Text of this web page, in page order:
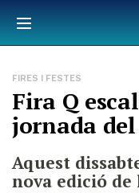
FIRES I FESTES
Fira Q
jornada del
Aquest
nova edició de